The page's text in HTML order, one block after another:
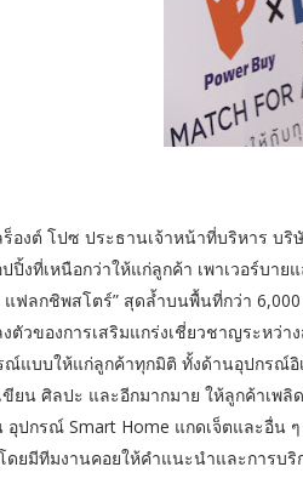
องต์ โปซ ประธานเจ้าหน้าที่บริหาร บริ
ปิ้งที่เหนือกว่าให้แก่ลูกค้า เพาเวอร์บา
แฟลกชิพสโตร์” สุดล้ำบนพื้นที่กว่า
ตัวของการเสริมแกร่งเชี่ยวชาญระหว่
แบบให้แก่ลูกค้าทุกมิติ ทั้งด้านอุปกรณ์อิ
ขียน ศิลปะ และอีกมากมาย ให้ลูกค้าเ
อุปกรณ์ Smart Home แกดเจ็ตและอื่น
ดยมีทีมงานคอยให้คำแนะนำและการบริ